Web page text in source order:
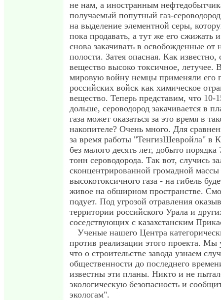
не нам, а иностранным
получаемый попутный газ-
на выделение элементной серы,
пока продавать, а тут же его сжижать
снова закачивать в освобожденные от
полости. Затея опасная. Как известно,
вещество высоко токсичное, летучее.
мировую войну немцы применяли его
российских войск как химическое
вещество. Теперь представим, что 10-
дольше, сероводород закачивается в
газа может оказаться за это время в
накопителе? Очень много. Для
за время работы "ТенгизШевройла" в
без малого десять лет, добыто
тонн сероводорода. Так вот, случись
сконцентрированной громадной массы
высокотоксичного газа - на гибель
живое на обширном пространстве.
подует. Под угрозой отравления
территории российского Урала и
соседствующих с казахстанским
Ученые нашего Центра
против реализации этого проекта. Мы
что о строительстве завода узнаем
общественности до последнего
известны эти планы. Никто и не
экологическую безопасность и
экологам".